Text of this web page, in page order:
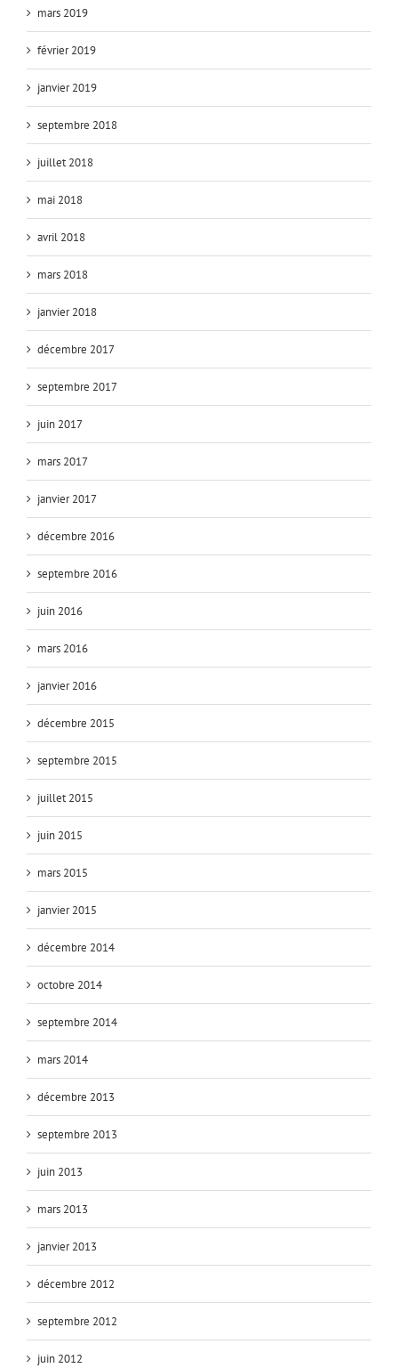
mars 2019
février 2019
janvier 2019
septembre 2018
juillet 2018
mai 2018
avril 2018
mars 2018
janvier 2018
décembre 2017
septembre 2017
juin 2017
mars 2017
janvier 2017
décembre 2016
septembre 2016
juin 2016
mars 2016
janvier 2016
décembre 2015
septembre 2015
juillet 2015
juin 2015
mars 2015
janvier 2015
décembre 2014
octobre 2014
septembre 2014
mars 2014
décembre 2013
septembre 2013
juin 2013
mars 2013
janvier 2013
décembre 2012
septembre 2012
juin 2012